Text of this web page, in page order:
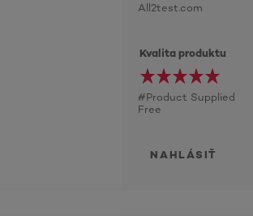
All2test.com
Kvalita produktu
#Product Supplied
Free
NAHLÁSIŤ